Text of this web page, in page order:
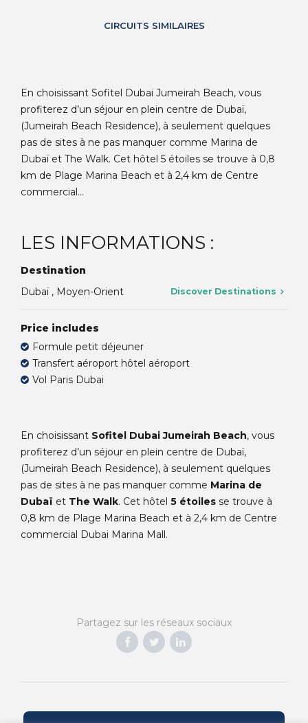
CIRCUITS SIMILAIRES
En choisissant Sofitel Dubai Jumeirah Beach, vous
profiterez d’un séjour en plein centre de Dubaï,
(Jumeirah Beach Residence), à seulement quelques
pas de sites à ne pas manquer comme Marina de
Dubaï et The Walk. Cet hôtel 5 étoiles se trouve à 0,8
km de Plage Marina Beach et à 2,4 km de Centre
commercial...
LES INFORMATIONS :
Destination
Dubaï , Moyen-Orient
Discover Destinations
Price includes
Formule petit déjeuner
Transfert aéroport hôtel aéroport
Vol Paris Dubai
En choisissant Sofitel Dubai Jumeirah Beach, vous
profiterez d’un séjour en plein centre de Dubaï,
(Jumeirah Beach Residence), à seulement quelques
pas de sites à ne pas manquer comme Marina de
Dubaï et The Walk. Cet hôtel 5 étoiles se trouve à
0,8 km de Plage Marina Beach et à 2,4 km de Centre
commercial Dubai Marina Mall.
Partagez sur les réseaux sociaux